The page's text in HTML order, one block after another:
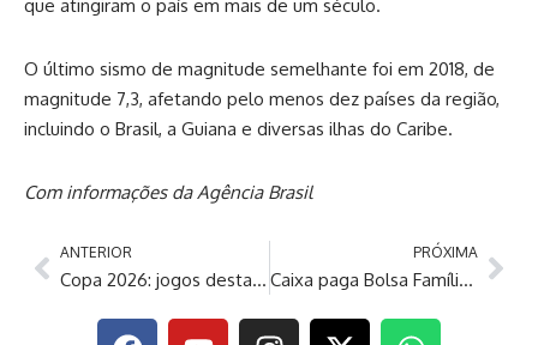
que atingiram o país em mais de um século.
O último sismo de magnitude semelhante foi em 2018, de
magnitude 7,3, afetando pelo menos dez países da região,
incluindo o Brasil, a Guiana e diversas ilhas do Caribe.
Com informações da Agência Brasil
ANTERIOR
Copa 2026: jogos desta quinta-feira definem grupos D, E e F
PRÓXIMA
Caixa paga Bolsa Família a beneficiários com NIS de final 7